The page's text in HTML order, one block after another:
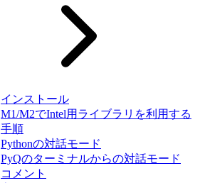
インストール
M1/M2でIntel用ライブラリを利用する
手順
Pythonの対話モード
PyQのターミナルからの対話モード
コメント